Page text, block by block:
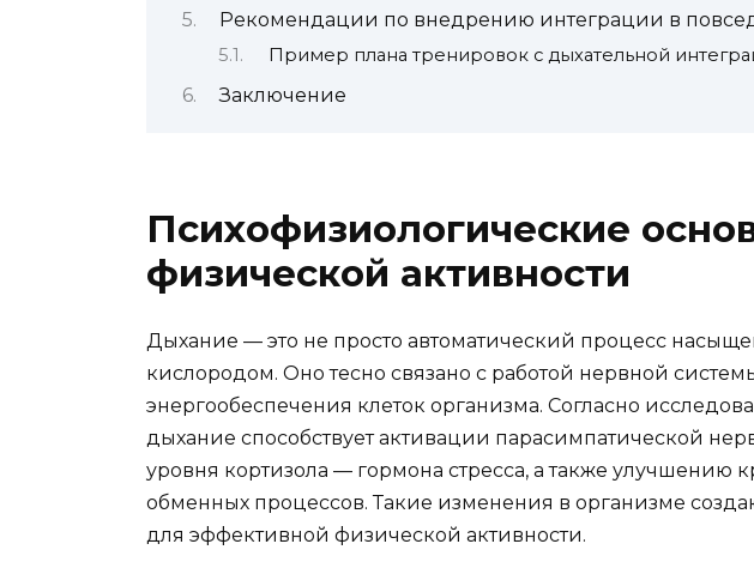
Рекомендации по внедрению интеграции в
Пример плана тренировок с дыхательной
Заключение
Психофизиологические
физической активности
Дыхание — это не просто автоматический процесс
кислородом. Оно тесно связано с работой нервной
энергообеспечения клеток организма. Согласно
дыхание способствует активации парасимпатической
уровня кортизола — гормона стресса, а также улучшению
обменных процессов. Такие изменения в организме
для эффективной физической активности.